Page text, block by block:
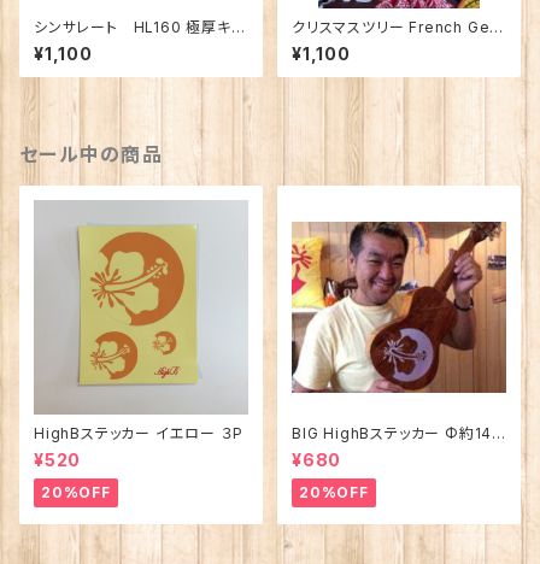
シンサレート HL160 極厚キル
ト芯（プアリリ使用）
¥1,100
クリスマスツリー French Gen
eral 生地セット
¥1,100
セール中の商品
HighBステッカー イエロー ３P
¥520
20%OFF
BIG HighBステッカー Φ約14c
m
¥680
20%OFF